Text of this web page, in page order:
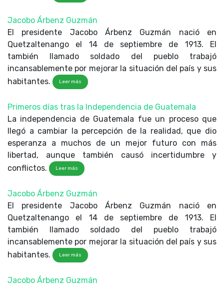
Jacobo Árbenz Guzmán
El presidente Jacobo Árbenz Guzmán nació en
Quetzaltenango el 14 de septiembre de 1913. El
también llamado soldado del pueblo trabajó
incansablemente por mejorar la situación del país y sus
habitantes.
Leer más
Primeros días tras la Independencia de Guatemala
La independencia de Guatemala fue un proceso que
llegó a cambiar la percepción de la realidad, que dio
esperanza a muchos de un mejor futuro con más
libertad, aunque también causó incertidumbre y
conflictos.
Leer más
Jacobo Árbenz Guzmán
El presidente Jacobo Árbenz Guzmán nació en
Quetzaltenango el 14 de septiembre de 1913. El
también llamado soldado del pueblo trabajó
incansablemente por mejorar la situación del país y sus
habitantes.
Leer más
Jacobo Árbenz Guzmán